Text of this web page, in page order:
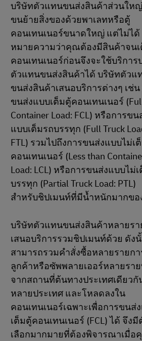
บริษัทตัวแทนขนส่งสินค้าส่วนให
ขนย้ายสิ่งของด้วยพาเลทหรือตู้
คอนเทนเนอร์ขนาดใหญ่ แต่ไม่ได้
หมายความว่าคุณต้องมีสินค้าจน
คอนเทนเนอร์ก่อนจึงจะใช้บริการ
ตัวแทนขนส่งสินค้าได้ บริษัทตัวแ
ขนส่งสินค้าเสนอบริการต่างๆ เช่น
ขนส่งแบบเต็มตู้คอนเทนเนอร์
Container Load: FCL) หรือการขน
แบบเต็มรถบรรทุก (Full Truck
FTL) รวมไปถึงการขนส่งแบบไม่เ
คอนเทนเนอร์ (Less than
Load: LCL) หรือการขนส่งแบบไม่
บรรทุก (Partial Truck Load: PTL)
สำหรับชิปเมนท์ที่มีน้ำหนักมากข
บริษัทตัวแทนขนส่งสินค้าหลายรา
เสนอบริการรวมชิปเมนท์ด้วย ดัง
สามารถรวมคำสั่งซื้อหลายรายก
ลูกค้าหรือซัพพลายเออร์หลายรา
จากสถานที่ต้นทางประเทศเดียวกั
หลายประเทศ และโหลดลงใน
คอนเทนเนอร์เฉพาะเพื่อการขนส่
เต็มตู้คอนเทนเนอร์ (FCL) ได้ จึงมี
เลือกมากมายที่ต้องพิจารณาเมื่อ